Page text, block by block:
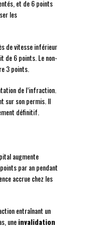
et de 6 points
les
de vitesse inférieur
de 6 points. Le non-
3 points.
de l’infraction.
sur son permis. Il
définitif.
augmente
par an pendant
accrue chez les
entraînant un
uneinvalidation